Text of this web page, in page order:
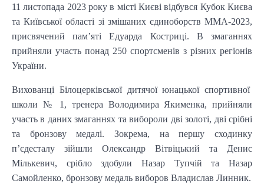
11 листопада 2023 року в місті Києві відбувся Кубок Києва
та Київської області зі змішаних єдиноборств ММА-2023,
присвячений пам’яті Едуарда Костриці. В змаганнях
прийняли участь понад 250 спортсменів з різних регіонів
України.
Вихованці Білоцерківської дитячої юнацької спортивної
школи № 1, тренера Володимира Якименка, прийняли
участь в даних змаганнях та вибороли дві золоті, дві срібні
та бронзову медалі. Зокрема, на першу сходинку
п’єдесталу зійшли Олександр Вітвіцький та Денис
Мількевич, срібло здобули Назар Тупчій та Назар
Самойленко, бронзову медаль виборов Владислав Линник.